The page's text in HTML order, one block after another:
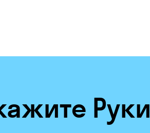
Руки